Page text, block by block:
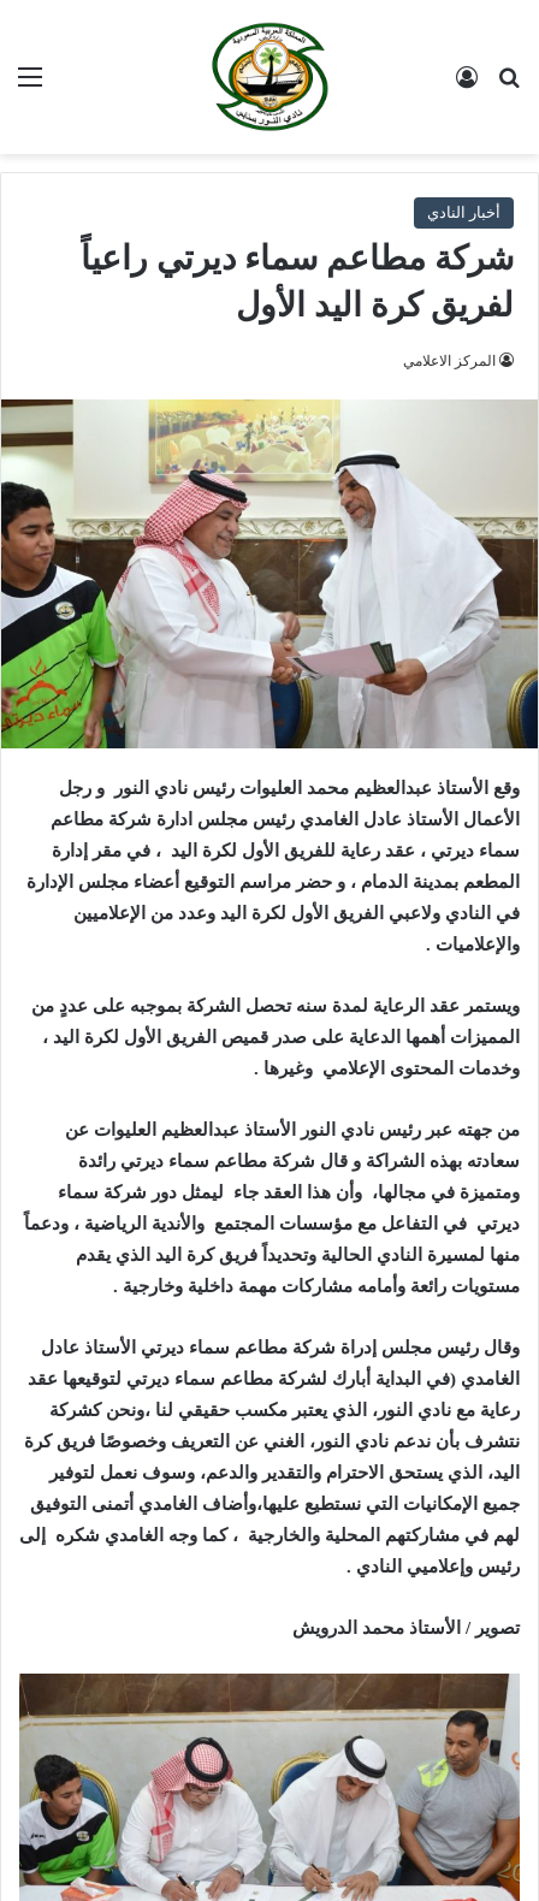
بحث عن
أخبار النادي
شركة مطاعم سماء ديرتي راعياً
لفريق كرة اليد الأول
المركز الاعلامي
وقع الأستاذ عبدالعظيم محمد العليوات رئيس نادي النور و رجل
الأعمال الأستاذ عادل الغامدي رئيس مجلس ادارة شركة مطاعم
سماء ديرتي ، عقد رعاية للفريق الأول لكرة اليد ، في مقر إدارة
المطعم بمدينة الدمام ، و حضر مراسم التوقيع أعضاء مجلس الإدارة
في النادي ولاعبي الفريق الأول لكرة اليد وعدد من الإعلاميين
والإعلاميات .
ويستمر عقد الرعاية لمدة سنه تحصل الشركة بموجبه على عددٍ من
المميزات أهمها الدعاية على صدر قميص الفريق الأول لكرة اليد ،
وخدمات المحتوى الإعلامي وغيرها .
من جهته عبر رئيس نادي النور الأستاذ عبدالعظيم العليوات عن
سعادته بهذه الشراكة و قال شركة مطاعم سماء ديرتي رائدة
ومتميزة في مجالها، وأن هذا العقد جاء ليمثل دور شركة سماء
ديرتي في التفاعل مع مؤسسات المجتمع والأندية الرياضية ، ودعماً
منها لمسيرة النادي الحالية وتحديداً فريق كرة اليد الذي يقدم
مستويات رائعة وأمامه مشاركات مهمة داخلية وخارجية .
وقال رئيس مجلس إدراة شركة مطاعم سماء ديرتي الأستاذ عادل
الغامدي (في البداية أبارك لشركة مطاعم سماء ديرتي لتوقيعها عقد
رعاية مع نادي النور، الذي يعتبر مكسب حقيقي لنا ،ونحن كشركة
نتشرف بأن ندعم نادي النور، الغني عن التعريف وخصوصًا فريق كرة
اليد، الذي يستحق الاحترام والتقدير والدعم، وسوف نعمل لتوفير
جميع الإمكانيات التي نستطيع عليها،وأضاف الغامدي أتمنى التوفيق
لهم في مشاركتهم المحلية والخارجية ، كما وجه الغامدي شكره إلى
رئيس وإعلاميي النادي .
تصوير / الأستاذ محمد الدرويش